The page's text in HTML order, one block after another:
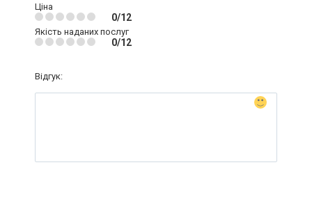
Ціна
0/12
Якість наданих послуг
0/12
Відгук: